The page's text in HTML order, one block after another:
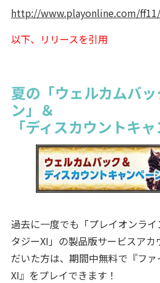
http://www.playonline.com/
以下、リリースを引用
夏の「ウェルカムバ
ン」＆
「ディスカウントキャ
過去に一度でも「プレイオンラ
タジーXI」の製品版サービスア
だいた方は、期間中無料で『フ
XI』をプレイできます！